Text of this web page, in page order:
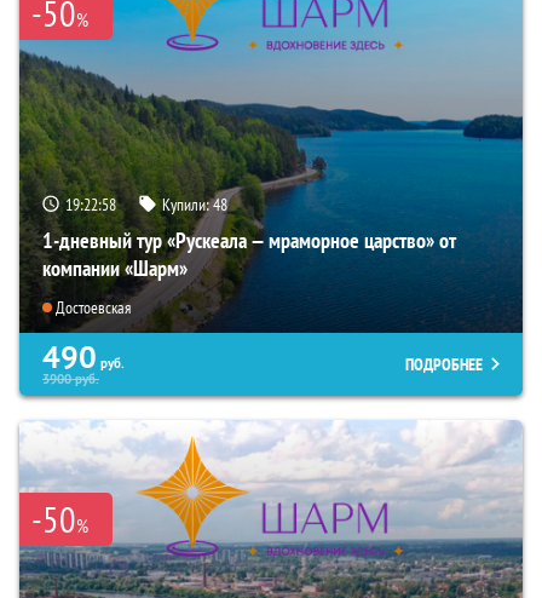
-50%
19:22:56 Купили:48
1-дневный тур «Рускеала — мраморное царство» от
компании «Шарм»
Достоевская
490 руб.
3900руб.
ПОДРОБНЕЕ
-50%